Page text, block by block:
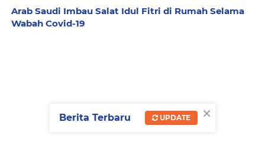
Arab Saudi Imbau Salat Idul Fitri di Rumah Selama
Wabah Covid-19
×
Berita Terbaru UPDATE